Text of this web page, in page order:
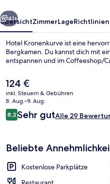
Weiter
41+
ÜbersichtZimmerLageRichtlinien
Hotel Kronenkurve ist eine
Bergkamen. Du kannst dich mit
entspannen und im Coffeeshop/
Der
aktuelle
Preis
beträgt
124 €.
124 €
inkl. Steuern & Gebühren
8. Aug.–9. Aug.
Bewertungen
8,28,2 von 10.
Sehr gutAlle 29
Beliebte
Kostenlose Parkplätze